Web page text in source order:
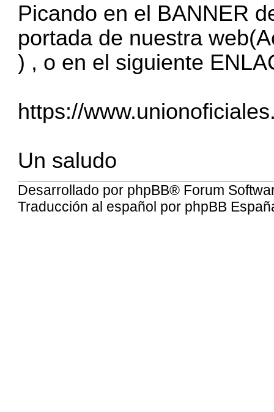
Picando en el BANNER
portada de nuestra
) , o en el siguiente
https://
Un saludo
Desarrollado por phpBB® Forum
Traducción al español por phpBB